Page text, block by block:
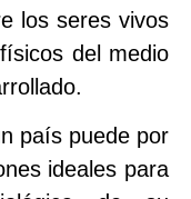
los seres vivos
del medio
país puede por
ideales para